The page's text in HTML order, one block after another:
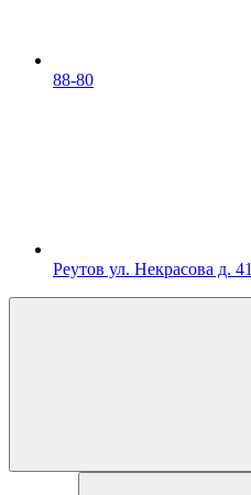
88-80
Реутов ул. Некрасова д. 41